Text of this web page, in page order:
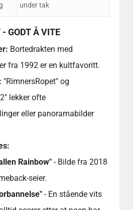
under tak
GODT Å VITE
Bortedrakten med
fra 1992 er en kultfavoritt.
"RimnersRopet" og
lekker ofte
eller panoramabilder
Rainbow"- Bilde fra 2018
seier.
- En stående vits